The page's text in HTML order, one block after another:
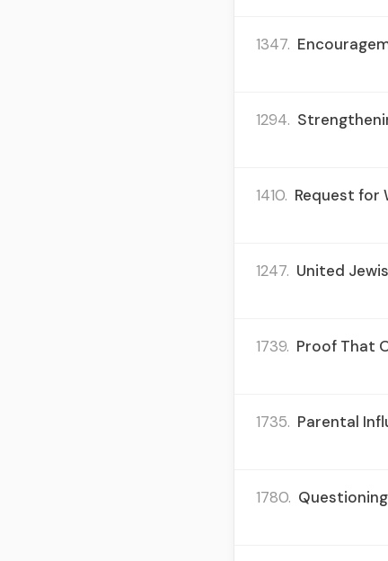
1347.
1294.
1410. Request for
1247. United
1739. Proof That
1735. Parental
1780.